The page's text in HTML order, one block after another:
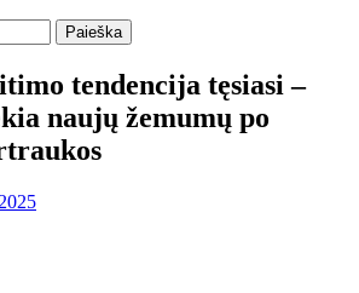
tendencija tęsiasi –
naujų žemumų po